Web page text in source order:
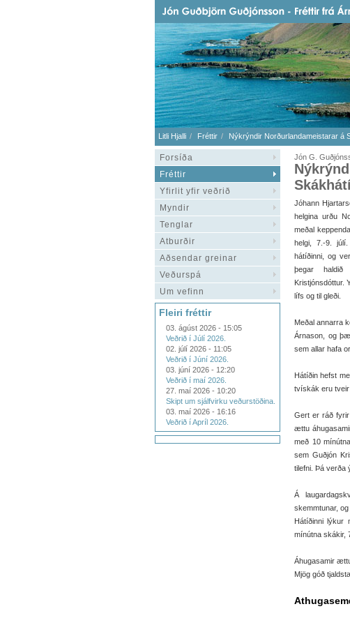
Litli Hjalli Fréttir Nýkrýndir Norðurlandameistarar á
Forsíða
Fréttir
Yfirlit yfir veðrið
Myndir
Tenglar
Atburðir
Aðsendar greinar
Veðurspá
Um vefinn
Fleiri fréttir
03. ágúst 2026 - 15:05
Veðrið í Júlí 2026.
02. júlí 2026 - 11:05
Veðrið í Júní 2026.
03. júní 2026 - 12:20
Veðrið í maí 2026.
27. maí 2026 - 10:20
Skipt um sjálfvirku veðurstöðina.
03. maí 2026 - 16:16
Veðrið í Apríl 2026.
Jón G.
Jóhann
helgina urðu
meðal
helgi, 7.-9.
hátíðinni, og
þegar haldið
Kristjónsdóttur.
lífs og til gleði.
Meðal annarra
Árnason, og
sem allar hafa
Hátíðin hefst
tvískák eru tveir
Gert er ráð
ættu
með 10
sem Guðjón
tilefni. Þá verða
Á
skemmtunar,
Hátíðinni lýkur
mínútna skákir,
Áhugasamir
Mjög góð